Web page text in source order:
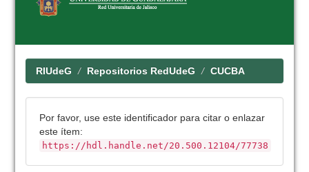
RIUdeG Repositorios RedUdeG CUCBA
Por favor, use este identificador para citar o enlazar
este ítem:
https://hdl.handle.net/20.500.12104/77738